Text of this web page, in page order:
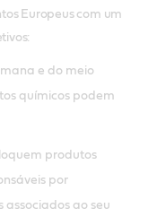
Europeus com um
e do meio
químicos podem
produtos
por
associados ao seu